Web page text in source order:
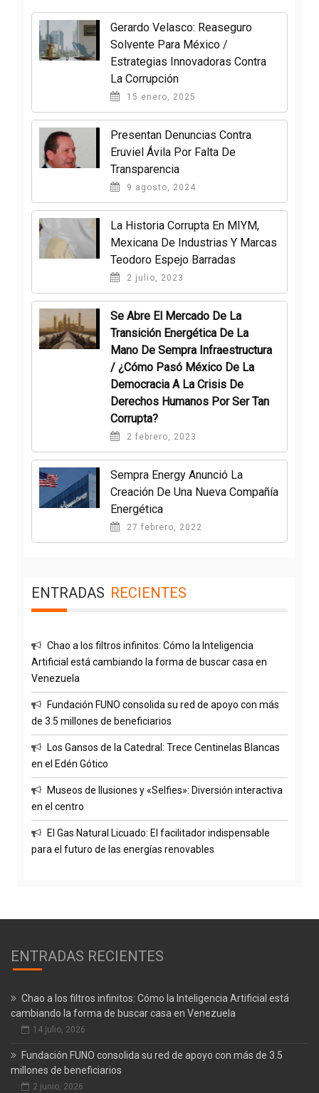
Gerardo Velasco: Reaseguro
Solvente Para México /
Estrategias Innovadoras Contra
La Corrupción
15 enero, 2025
Presentan Denuncias Contra
Eruviel Ávila Por Falta De
Transparencia
9 agosto, 2024
La Historia Corrupta En MIYM,
Mexicana De Industrias Y Marcas
Teodoro Espejo Barradas
2 julio, 2023
Se Abre El Mercado De La
Transición Energética De La
Mano De Sempra Infraestructura
/ ¿Cómo Pasó México De La
Democracia A La Crisis De
Derechos Humanos Por Ser Tan
Corrupta?
2 febrero, 2023
Sempra Energy Anunció La
Creación De Una Nueva Compañía
Energética
27 febrero, 2022
ENTRADAS RECIENTES
Chao a los filtros infinitos: Cómo la Inteligencia
Artificial está cambiando la forma de buscar casa en
Venezuela
Fundación FUNO consolida su red de apoyo con más
de 3.5 millones de beneficiarios
Los Gansos de la Catedral: Trece Centinelas Blancas
en el Edén Gótico
Museos de Ilusiones y «Selfies»: Diversión interactiva
en el centro
El Gas Natural Licuado: El facilitador indispensable
para el futuro de las energías renovables
ENTRADAS RECIENTES
Chao a los filtros infinitos: Cómo la Inteligencia Artificial está
cambiando la forma de buscar casa en Venezuela
14 julio, 2026
Fundación FUNO consolida su red de apoyo con más de 3.5
millones de beneficiarios
2 junio, 2026